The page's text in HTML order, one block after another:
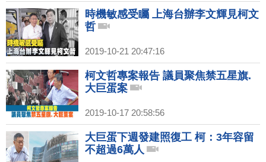
時機敏感受矚 上海台辦李文輝見柯文
哲
2019-10-21 20:47:16
柯文哲專案報告 議員聚焦禁五星旗.
大巨蛋案
2019-10-17 20:58:56
大巨蛋下週發建照復工 柯：3年容留
不超過6萬人